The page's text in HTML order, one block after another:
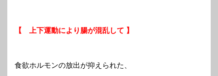
【 上下運動により腸が混乱して 】
食欲ホルモンの放出が抑えられた、